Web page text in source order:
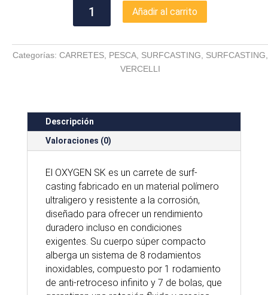
OXYGEN
cantidad
Añadir al carrito
Categorías: CARRETES, PESCA, SURFCASTING SURFCASTING
VERCELLI
Descripción
Valoraciones (0)
El OXYGEN SK es un carrete de surf-
casting fabricado en un material polímero
ultraligero y resistente a la corrosión,
diseñado para ofrecer un rendimiento
duradero incluso en condiciones
exigentes. Su cuerpo súper compacto
alberga un sistema de 8 rodamientos
inoxidables, compuesto por 1 rodamiento
de anti-retroceso infinito y 7 de bolas, que